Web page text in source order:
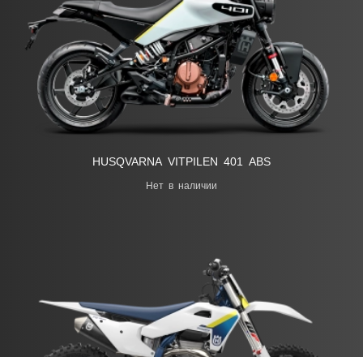
HUSQVARNA VITPILEN 401 ABS
Нет в наличии